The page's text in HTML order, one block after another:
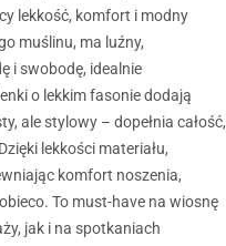
lekkość, komfort i modny
muślinu, ma luźny,
i swobodę, idealnie
o lekkim fasonie dodają
ale stylowy – dopełnia całość,
lekkości materiału,
komfort noszenia,
To must-have na wiosnę
jak i na spotkaniach